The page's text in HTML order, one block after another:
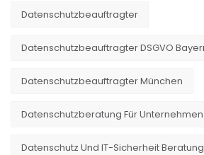
Datenschutzbeauftragter
Datenschutzbeauftragter DSGVO
Datenschutzbeauftragter München
Datenschutzberatung Für Unternehmen
Datenschutz Und IT-Sicherheit Beratung